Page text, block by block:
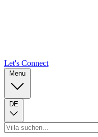
Let's Connect